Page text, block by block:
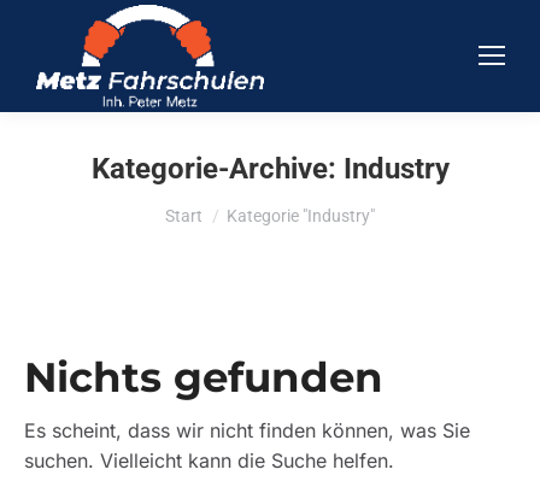
Kategorie-Archive: Industry
Sie befinden sich hier:
Start Kategorie "Industry"
Nichts gefunden
Es scheint, dass wir nicht finden können, was Sie
suchen. Vielleicht kann die Suche helfen.